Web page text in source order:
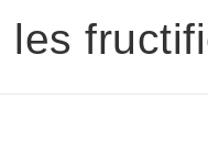
les